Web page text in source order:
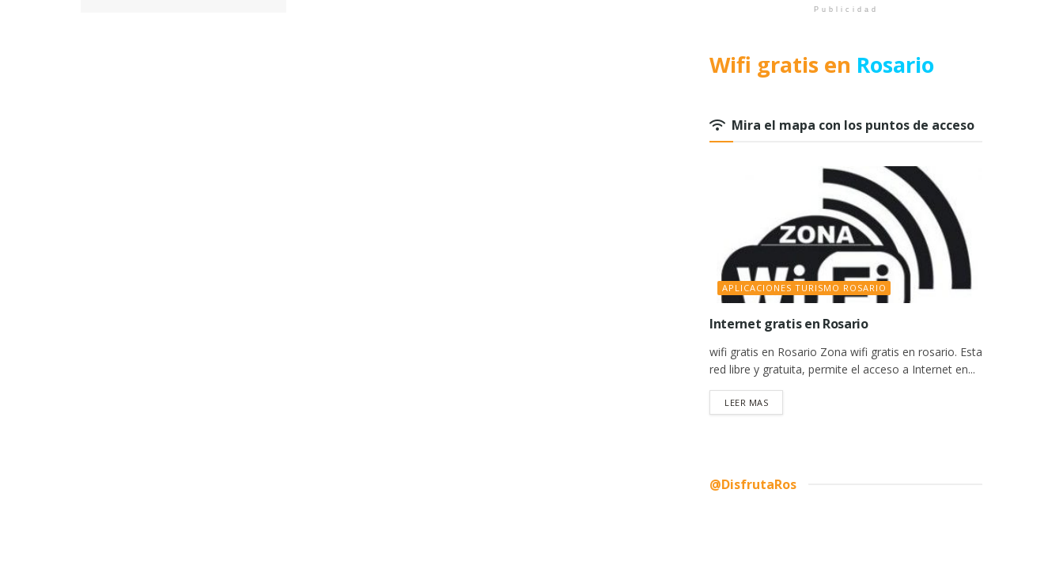
Publicidad
Wifi gratis en Rosario
Mira el mapa con los puntos de acceso
APLICACIONES TURISMO ROSARIO
Internet gratis en Rosario
wifi gratis en Rosario Zona wifi gratis en rosario. Esta
red libre y gratuita, permite el acceso a Internet en...
LEER MASDETAILS
@DisfrutaRos